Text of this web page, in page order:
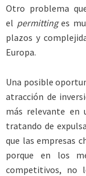
Otro problema
el permittinges
plazos y
Europa.
Una posible
atracción de
más relevante en
tratando de
que las empresas
porque en los
competitivos, no